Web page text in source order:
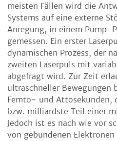
meisten Fällen wird die
Systems auf eine externe
Anregung, in einem Pump-
gemessen. Ein erster
dynamischen Prozess, der
zweiten Laserpuls mit
abgefragt wird. Zur Zeit
ultraschneller Bewegungen
Femto- und Attosekunden,
bzw. milliardste Teil einer
Jedoch ist es nach wie vor
von gebundenen